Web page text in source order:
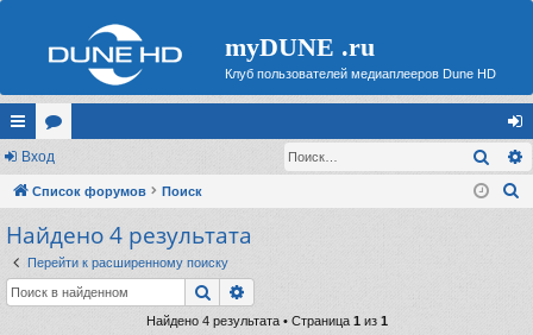
myDUNE .ru
Клуб пользователей медиаплееров Dune HD
с
ы
лк
и
ор
ум
ы
хо
д
Вход
Список форумов Поиск
Найдено 4 результата
Перейти к расширенному поиску
Поиск
Найдено 4 результата • Страница 1из 1